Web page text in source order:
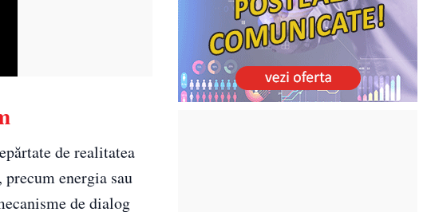
de realitatea
energia sau
de dialog